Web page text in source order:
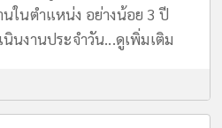
ในตำแหน่ง อย่างน้อย 3 ปี
นงานประจำวัน...ดูเพิ่มเติม